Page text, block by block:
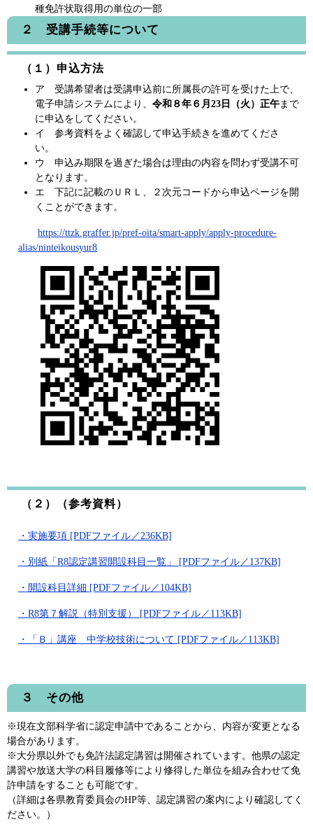
種免許状取得用の単位の一部
２ 受講手続等について
（１）申込方法
ア 受講希望者は受講申込前に所属長の許可を受けた上で、
電子申請システムにより、 令和８年６月23日（火）正午まで
に申込をしてください。
イ 参考資料をよく確認して申込手続きを進めてくださ
い。
ウ 申込み期限を過ぎた場合は理由の内容を問わず受講不可
となります。
エ 下記に記載のＵＲＬ、２次元コードから申込ページを開
くことができます。
https://ttzk.graffer.jp/pref-oita/smart-apply/apply-procedure-
alias/ninteikousyur8
（２）（参考資料）
・実施要項 [PDFファイル／236KB]
・別紙「R8認定講習開設科目一覧」 [PDFファイル／137KB]
・開設科目詳細 [PDFファイル／104KB]
・R8第７解説（特別支援） [PDFファイル／113KB]
・「Ｂ」講座 中学校技術について [PDFファイル／113KB]
３ その他
※現在文部科学省に認定申請中であることから、内容が変更となる
場合があります。
※大分県以外でも免許法認定講習は開催されています。他県の認定
講習や放送大学の科目履修等により修得した単位を組み合わせて免
許申請をすることも可能です。
（詳細は各県教育委員会のHP等、認定講習の案内により確認してく
ださい。）